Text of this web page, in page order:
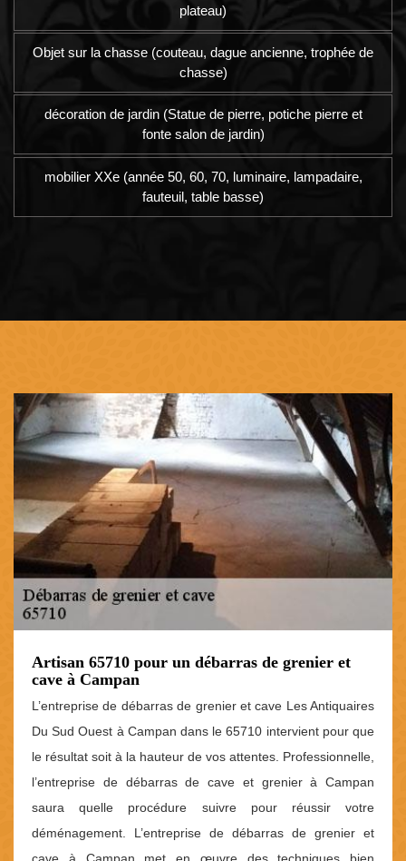
plateau)
Objet sur la chasse (couteau, dague ancienne, trophée de
chasse)
décoration de jardin (Statue de pierre, potiche pierre et
fonte salon de jardin)
mobilier XXe (année 50, 60, 70, luminaire, lampadaire,
fauteuil, table basse)
Artisan 65710 pour un débarras de grenier et
cave à Campan
L’entreprise de débarras de grenier et cave Les Antiquaires
Du Sud Ouest à Campan dans le 65710 intervient pour que
le résultat soit à la hauteur de vos attentes. Professionnelle,
l’entreprise de débarras de cave et grenier à Campan
saura quelle procédure suivre pour réussir votre
déménagement. L’entreprise de débarras de grenier et